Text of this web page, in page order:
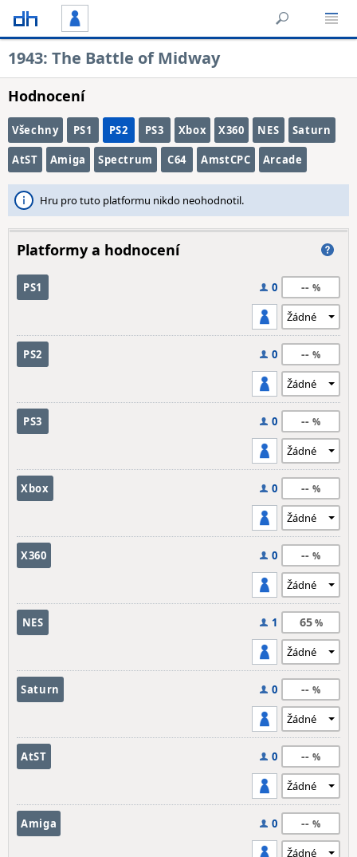
1943: The Battle of Midway
Hodnocení
Všechny PS1 PS2 PS3 Xbox X360 NES Saturn
AtST Amiga Spectrum C64 AmstCPC Arcade
Hru pro tuto platformu nikdo neohodnotil.
Platformy a hodnocení
PS1 0 --
PS2 0 --
PS3 0 --
Xbox 0 --
X360 0 --
NES 1 65
Saturn 0 --
AtST 0 --
Amiga 0 --